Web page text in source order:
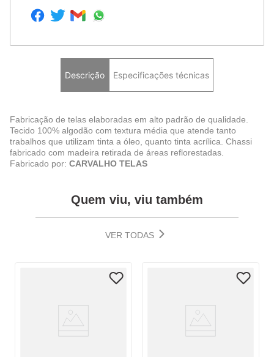
Descrição Especificações técnicas
Fabricação de telas elaboradas em alto padrão de qualidade.
Tecido 100% algodão com textura média que atende tanto
trabalhos que utilizam tinta a óleo, quanto tinta acrílica. Chassi
fabricado com madeira retirada de áreas reflorestadas.
Fabricado por: CARVALHO TELAS
Quem viu, viu também
VER TODAS